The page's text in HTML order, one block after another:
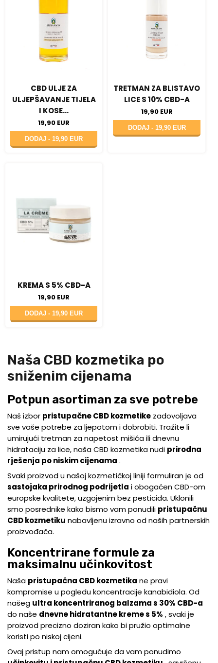
CBD ULJE ZA
ULJEPŠAVANJE TIJELA
I KOSE...
19,90 EUR
DODAJ - 19,90 EUR
TRETMAN ZA BLISTAVO
LICE S 10% CBD-A
19,90 EUR
DODAJ - 19,90 EUR
KREMA S 5% CBD-A
19,90 EUR
DODAJ - 19,90 EUR
Naša CBD kozmetika po
sniženim cijenama
Potpun asortiman za sve potrebe
Naš izbor pristupačne CBD kozmetike zadovoljava
sve vaše potrebe za ljepotom i dobrobiti. Tražite li
umirujući tretman za napetost mišića ili dnevnu
hidrataciju za lice, naša CBD kozmetika nudi prirodna
rješenja po niskim cijenama .
Svaki proizvod u našoj kozmetičkoj liniji formuliran je od
sastojaka prirodnog podrijetla i obogaćen CBD-om
europske kvalitete, uzgojenim bez pesticida. Uklonili
smo posrednike kako bismo vam ponudili pristupačnu
CBD kozmetiku nabavljenu izravno od naših partnerskih
proizvođača.
Koncentrirane formule za
maksimalnu učinkovitost
Naša pristupačna CBD kozmetika ne pravi
kompromise u pogledu koncentracije kanabidiola. Od
našeg ultra koncentriranog balzama s 30% CBD-a
do naše dnevne hidratantne kreme s 5% , svaki je
proizvod precizno doziran kako bi pružio optimalne
koristi po niskoj cijeni.
Ovaj pristup nam omogućuje da vam ponudimo